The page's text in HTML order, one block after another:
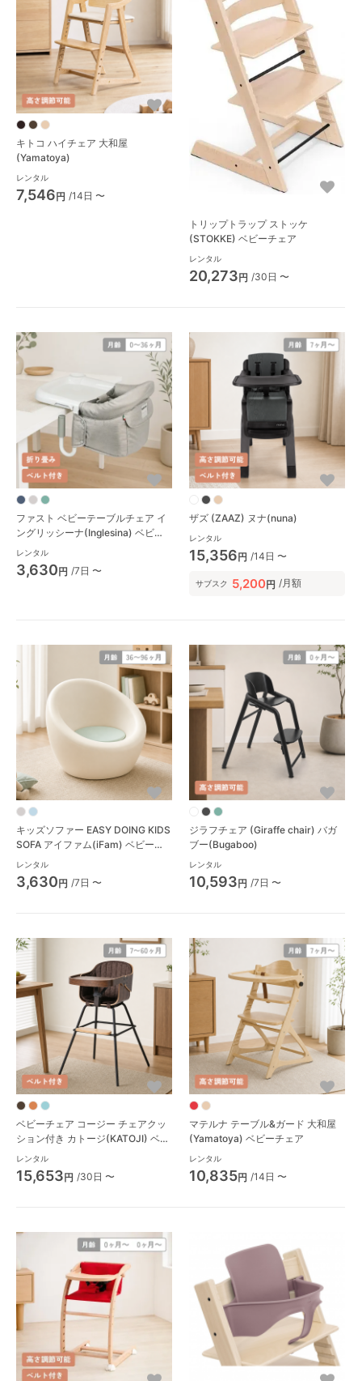
キトコ ハイチェア 大和屋
(Yamatoya)
レンタル
7,546円 /14日 〜
トリップトラップ ストッケ
(STOKKE) ベビーチェア
レンタル
20,273円 /30日 〜
ファスト ベビーテーブルチェア イ
ングリッシーナ(Inglesina) ベビー
チェア
レンタル
3,630円 /7日 〜
ザズ (ZAAZ) ヌナ(nuna)
レンタル
15,356円 /14日 〜
サブスク 5,200円 /月額
キッズソファー EASY DOING KIDS
SOFA アイファム(iFam) ベビーチ
ェア
レンタル
3,630円 /7日 〜
ジラフチェア (Giraffe chair) バガ
ブー(Bugaboo)
レンタル
10,593円 /7日 〜
ベビーチェア コージー チェアクッ
ション付き カトージ(KATOJI) ベビ
ーチェア
レンタル
15,653円 /30日 〜
マテルナ テーブル&ガード 大和屋
(Yamatoya) ベビーチェア
レンタル
10,835円 /14日 〜